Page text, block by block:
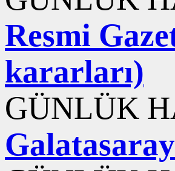
Resmi
kararları)
GÜNLÜK